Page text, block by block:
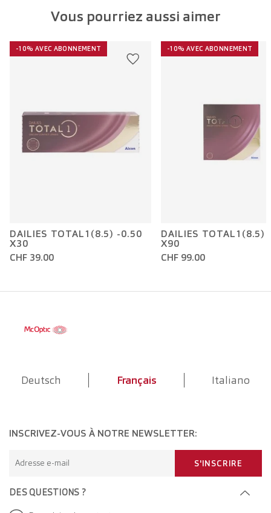
Vous pourriez aussi aimer
-10% AVEC ABONNEMENT
DAILIES TOTAL1(8.5) -0.50
X30
CHF 39.00
-10% AVEC ABONNEMENT
DAILIES TOTAL1(8.5)
X90
CHF 99.00
Deutsch Français Italiano
DES QUESTIONS ?
INSCRIVEZ-VOUS À NOTRE NEWSLETTER:
Adresse e-mail S'INSCRIRE